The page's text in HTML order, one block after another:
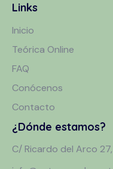
Links
Inicio
Teórica Online
FAQ
Conócenos
Contacto
¿Dónde estamos?
C/ Ricardo del Arco